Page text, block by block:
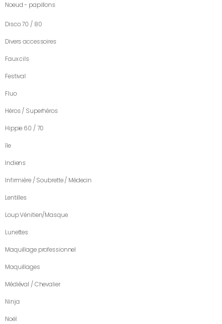
Noeud - papillons
Disco 70 / 80
Divers accessoires
Faux cils
Festival
Fluo
Héros / Superhéros
Hippie 60 / 70
île
Indiens
Infirmière / Soubrette / Médecin
Lentilles
Loup Vénitien/Masque
Lunettes
Maquillage professionnel
Maquillages
Médiéval / Chevalier
Ninja
Noël